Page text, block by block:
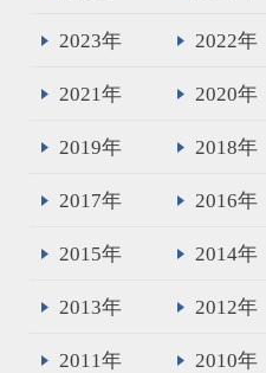
2023年 2022年
2021年 2020年
2019年 2018年
2017年 2016年
2015年 2014年
2013年 2012年
2011年 2010年